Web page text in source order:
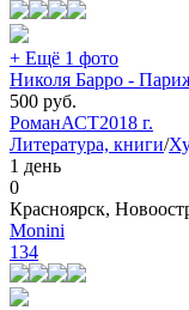
+ Ещё 1 фото
Николя Барро -
500 руб.
РоманАСТ2018 г.
Литература, книги/
1 день
0
Красноярск,
Monini
134